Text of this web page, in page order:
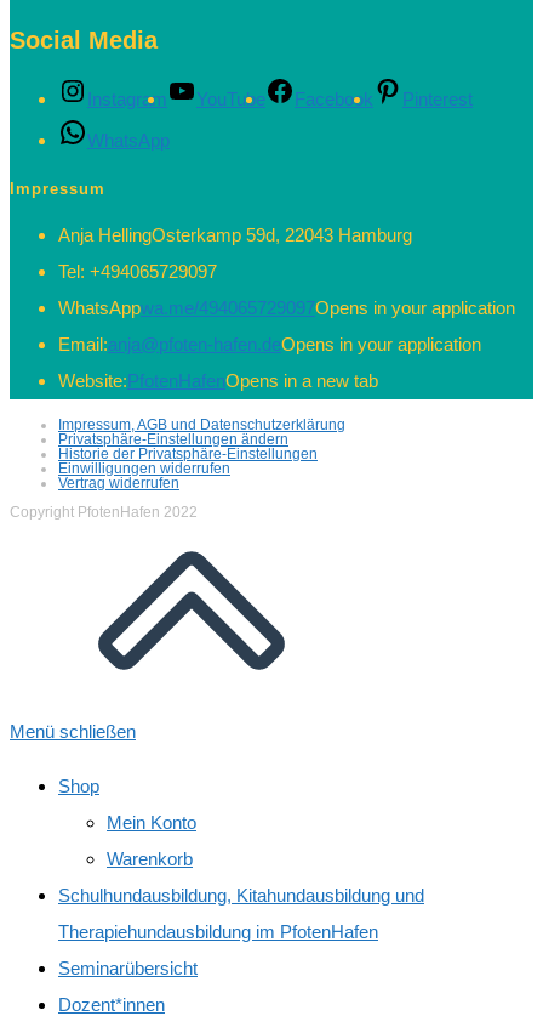
Social Media
Instagram YouTube Facebook
Pinterest
WhatsApp
Impressum
Anja HellingOsterkamp 59d, 22043 Hamburg
Tel: +494065729097
WhatsAppwa.me/494065729097Opens in your application
Email:anja@pfoten-hafen.deOpens in your application
Website:PfotenHafenOpens in a new tab
Impressum, AGB und Datenschutzerklärung
Privatsphäre-Einstellungen ändern
Historie der Privatsphäre-Einstellungen
Einwilligungen widerrufen
Vertrag widerrufen
Copyright PfotenHafen 2022
Menü schließen
Shop
Mein Konto
Warenkorb
Schulhundausbildung, Kitahundausbildung und
Therapiehundausbildung im PfotenHafen
Seminarübersicht
Dozent*innen